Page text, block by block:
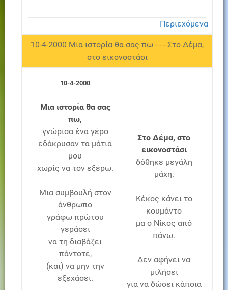
Περιεχόμενα
10-4-2000 Μια ιστορία θα σας πω - - - Στο Δέμα,
στο εικονοστάσι
10-4-2000
Μια ιστορία θα σας
πω,
γνώρισα ένα γέρο
εδάκρυσαν τα μάτια
μου
χωρίς να τον εξέρω.
Μια συμβουλή στον
άνθρωπο
γράφω πρώτου
γεράσει
να τη διαβάζει
πάντοτε,
(και) να μην την
εξεχάσει.
Στο Δέμα, στο
εικονοστάσι
δόθηκε μεγάλη
μάχη.
Κέκος κάνει το
κουμάντο
μα ο Νίκος από
πάνω.
Δεν αφήνει να
μιλήσει
για να δώσει κάποια